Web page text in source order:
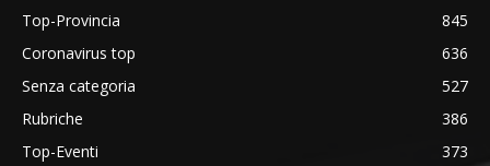
Top-Provincia
845
Coronavirus top
636
Senza categoria
527
Rubriche
386
Top-Eventi
373